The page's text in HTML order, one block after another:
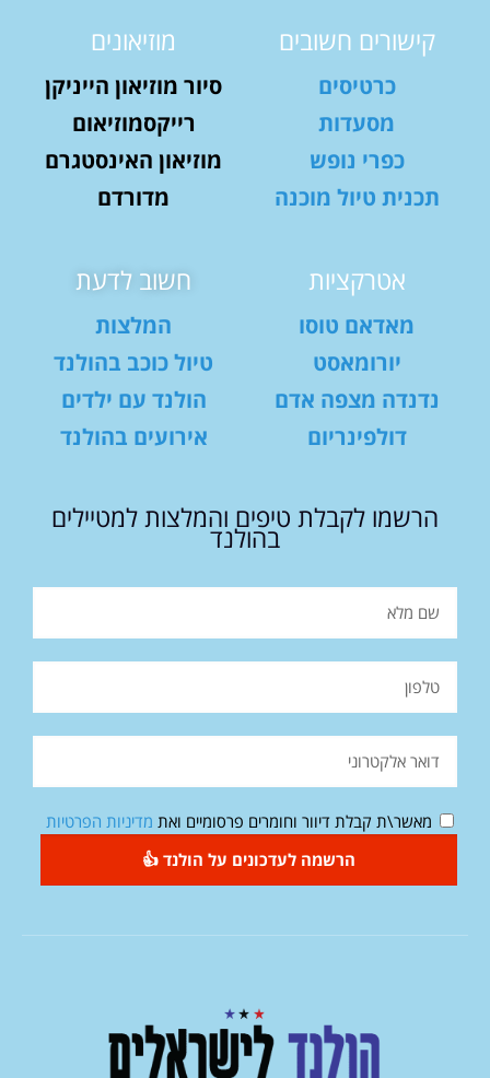
קישורים חשובים
כרטיסים
מסעדות
כפרי נופש
תכנית טיול מוכנה
מוזיאונים
סיור מוזיאון הייניקן
רייקסמוזיאום
מוזיאון האינסטגרם
מדורדם
אטרקציות
מאדאם טוסו
יורומאסט
נדנדה מצפה אדם
דולפינריום
חשוב לדעת
המלצות
טיול כוכב בהולנד
הולנד עם ילדים
אירועים בהולנד
הרשמו לקבלת טיפים והמלצות למטיילים
בהולנד
מאשר\ת קבלת דיוור וחומרים פרסומיים ואת מדיניות הפרטיות
הרשמה לעדכונים על הולנד 👍